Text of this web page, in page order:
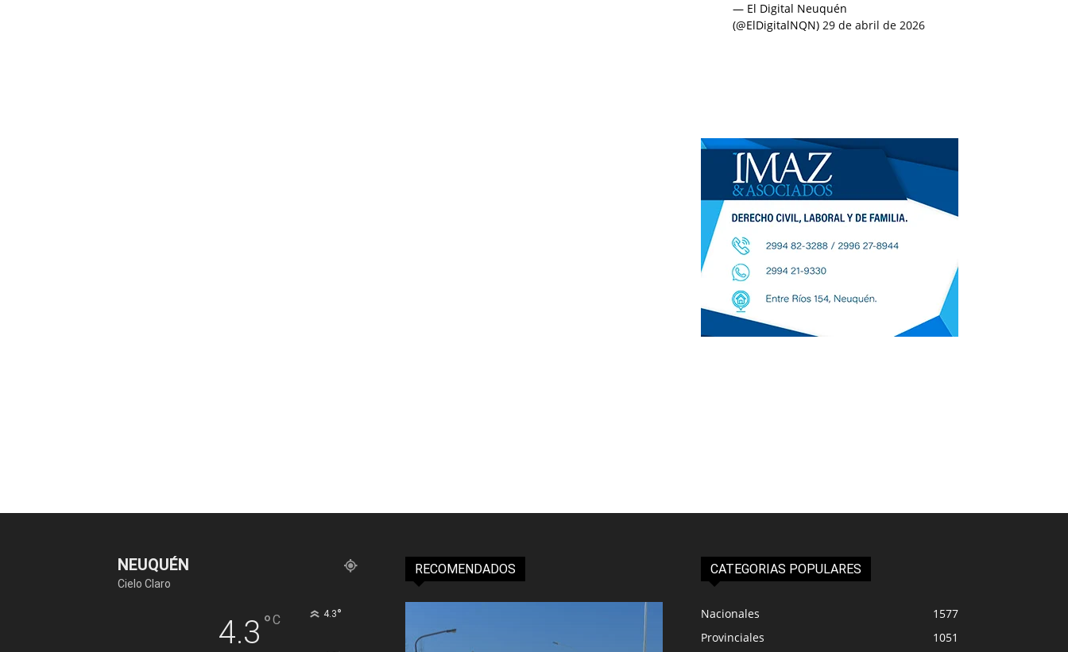
— El Digital Neuquén
(@ElDigitalNQN) 29 de abril de 2026
NEUQUÉN
Cielo Claro
4.3 °C 4.3°
RECOMENDADOS CATEGORIAS POPULARES
Nacionales
1577
Provinciales
1051